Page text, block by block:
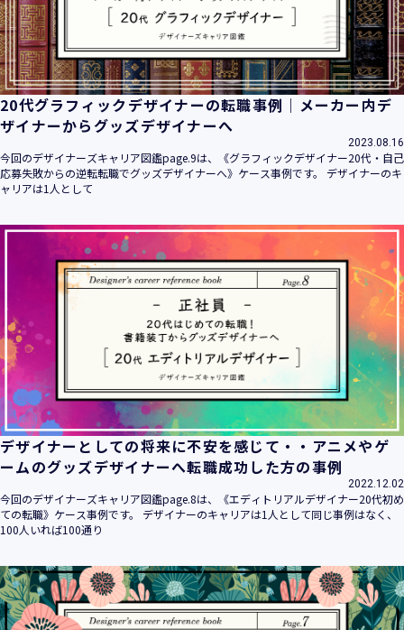
20代グラフィックデザイナーの転職事例｜メーカー内デ
ザイナーからグッズデザイナーへ
2023.08.16
今回のデザイナーズキャリア図鑑page.9は、《グラフィックデザイナー20代・自己
応募失敗からの逆転転職でグッズデザイナーへ》ケース事例です。 デザイナーのキ
ャリアは1人として
デザイナーとしての将来に不安を感じて・・アニメやゲ
ームのグッズデザイナーへ転職成功した方の事例
2022.12.02
今回のデザイナーズキャリア図鑑page.8は、《エディトリアルデザイナー20代初め
ての転職》ケース事例です。 デザイナーのキャリアは1人として同じ事例はなく、
100人いれば100通り